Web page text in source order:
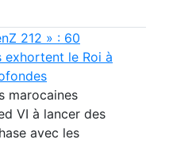
212 » : 60
exhortent le Roi à
marocaines
VI à lancer des
avec les